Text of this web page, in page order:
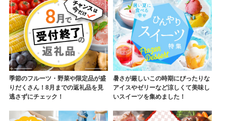
季節のフルーツ・野菜や限定品が盛
りだくさん！8月までの返礼品を見
逃さずにチェック！
暑さが厳しいこの時期にぴったりな
アイスやゼリーなど涼しくて美味し
いスイーツを集めました！